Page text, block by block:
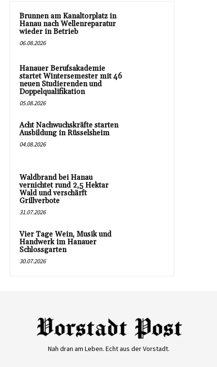
Brunnen am Kanaltorplatz in
Hanau nach Wellenreparatur
wieder in Betrieb
06.08.2026
Hanauer Berufsakademie
startet Wintersemester mit 46
neuen Studierenden und
Doppelqualifikation
05.08.2026
Acht Nachwuchskräfte starten
Ausbildung in Rüsselsheim
04.08.2026
Waldbrand bei Hanau
vernichtet rund 2,5 Hektar
Wald und verschärft
Grillverbote
31.07.2026
Vier Tage Wein, Musik und
Handwerk im Hanauer
Schlossgarten
30.07.2026
Nah dran am Leben. Echt aus der Vorstadt.